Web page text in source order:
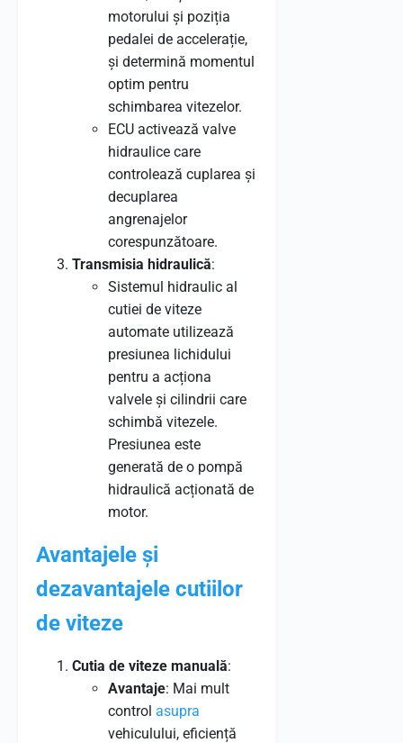
motorului și poziția
pedalei de accelerație,
și determină momentul
optim pentru
schimbarea vitezelor.
ECU activează valve
hidraulice care
controlează cuplarea și
decuplarea
angrenajelor
corespunzătoare.
Transmisia hidraulică:
Sistemul hidraulic al
cutiei de viteze
automate utilizează
presiunea lichidului
pentru a acționa
valvele și cilindrii care
schimbă vitezele.
Presiunea este
generată de o pompă
hidraulică acționată de
motor.
Avantajele și
dezavantajele cutiilor
de viteze
Cutia de viteze manuală:
Avantaje: Mai mult
control asupra
vehiculului, eficiență